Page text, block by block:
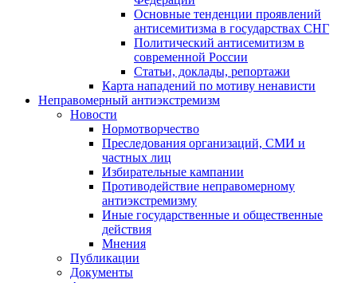
Основные тенденции проявлений
антисемитизма в государствах СНГ
Политический антисемитизм в
современной России
Статьи, доклады, репортажи
Карта нападений по мотиву ненависти
Неправомерный антиэкстремизм
Новости
Нормотворчество
Преследования организаций, СМИ и
частных лиц
Избирательные кампании
Противодействие неправомерному
антиэкстремизму
Иные государственные и общественные
действия
Мнения
Публикации
Документы